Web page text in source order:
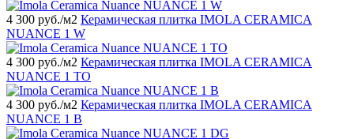
4 300 руб./м2 Керамическая плитка IMOLA CERAMICA
NUANCE 1 W
4 300 руб./м2 Керамическая плитка IMOLA CERAMICA
NUANCE 1 TO
4 300 руб./м2 Керамическая плитка IMOLA CERAMICA
NUANCE 1 B